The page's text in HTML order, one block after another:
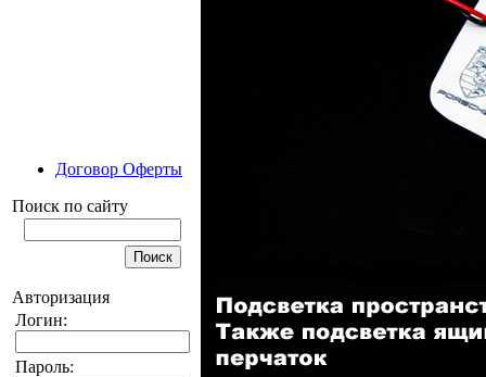
Договор Оферты
Поиск по сайту
Авторизация
Логин:
Пароль: